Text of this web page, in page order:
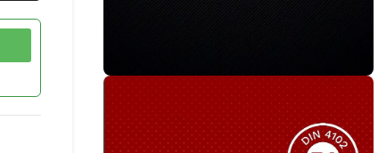
Sie haben nicht das passende
Produkt gefunden?
Wir helfen Ihnen gerne weiter!